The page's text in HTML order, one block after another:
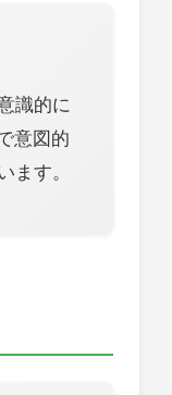
識的に
意図的
ます。